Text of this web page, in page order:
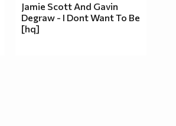
Jamie Scott And Gavin
Degraw - I Dont Want To Be
[hq]